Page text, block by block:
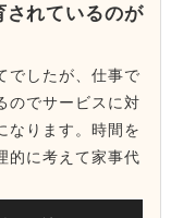
されているのが
でしたが、仕事で
のでサービスに対
なります。時間を
的に考えて家事代